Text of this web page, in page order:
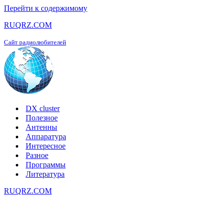
Перейти к содержимому
RUQRZ.COM
Сайт радиолюбителей
DX cluster
Полезное
Антенны
Аппаратура
Интересное
Разное
Программы
Литература
RUQRZ.COM